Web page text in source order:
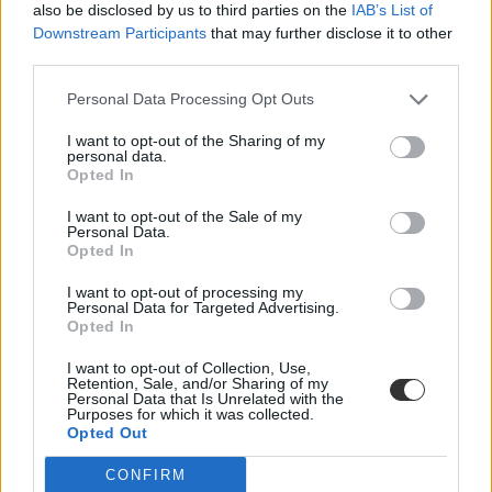
also be disclosed by us to third parties on the IAB’s List of
Downstream Participants that may further disclose it to other
Personal Data Processing Opt Outs
I want to opt-out of the Sharing of my
personal data.
Opted In
I want to opt-out of the Sale of my
Personal Data.
Opted In
I want to opt-out of processing my
Personal Data for Targeted Advertising.
Opted In
I want to opt-out of Collection, Use,
Retention, Sale, and/or Sharing of my
Personal Data that Is Unrelated with the
Purposes for which it was collected.
Opted Out
CONFIRM
őszi érettségi 2019